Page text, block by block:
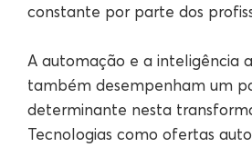
constante por parte dos
A automação e a inteligência
também desempenham um
determinante nesta
Tecnologias como ofertas